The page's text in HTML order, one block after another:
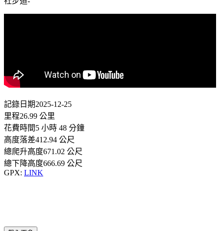
記錄日期2025-12-25
里程26.99 公里
花費時間5 小時 48 分鐘
高度落差412.94 公尺
總爬升高度671.02 公尺
總下降高度666.69 公尺
GPX: LINK